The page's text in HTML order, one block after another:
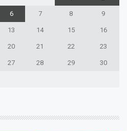
6 7 8 9
13 14 15 16
20 21 22 23
27 28 29 30